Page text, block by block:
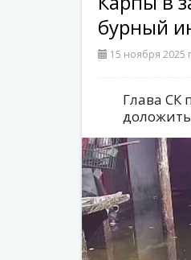
бурный
15 ноября 2025
Глава СК